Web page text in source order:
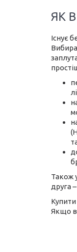
ЯК
Існує
Також
друга
Якщо